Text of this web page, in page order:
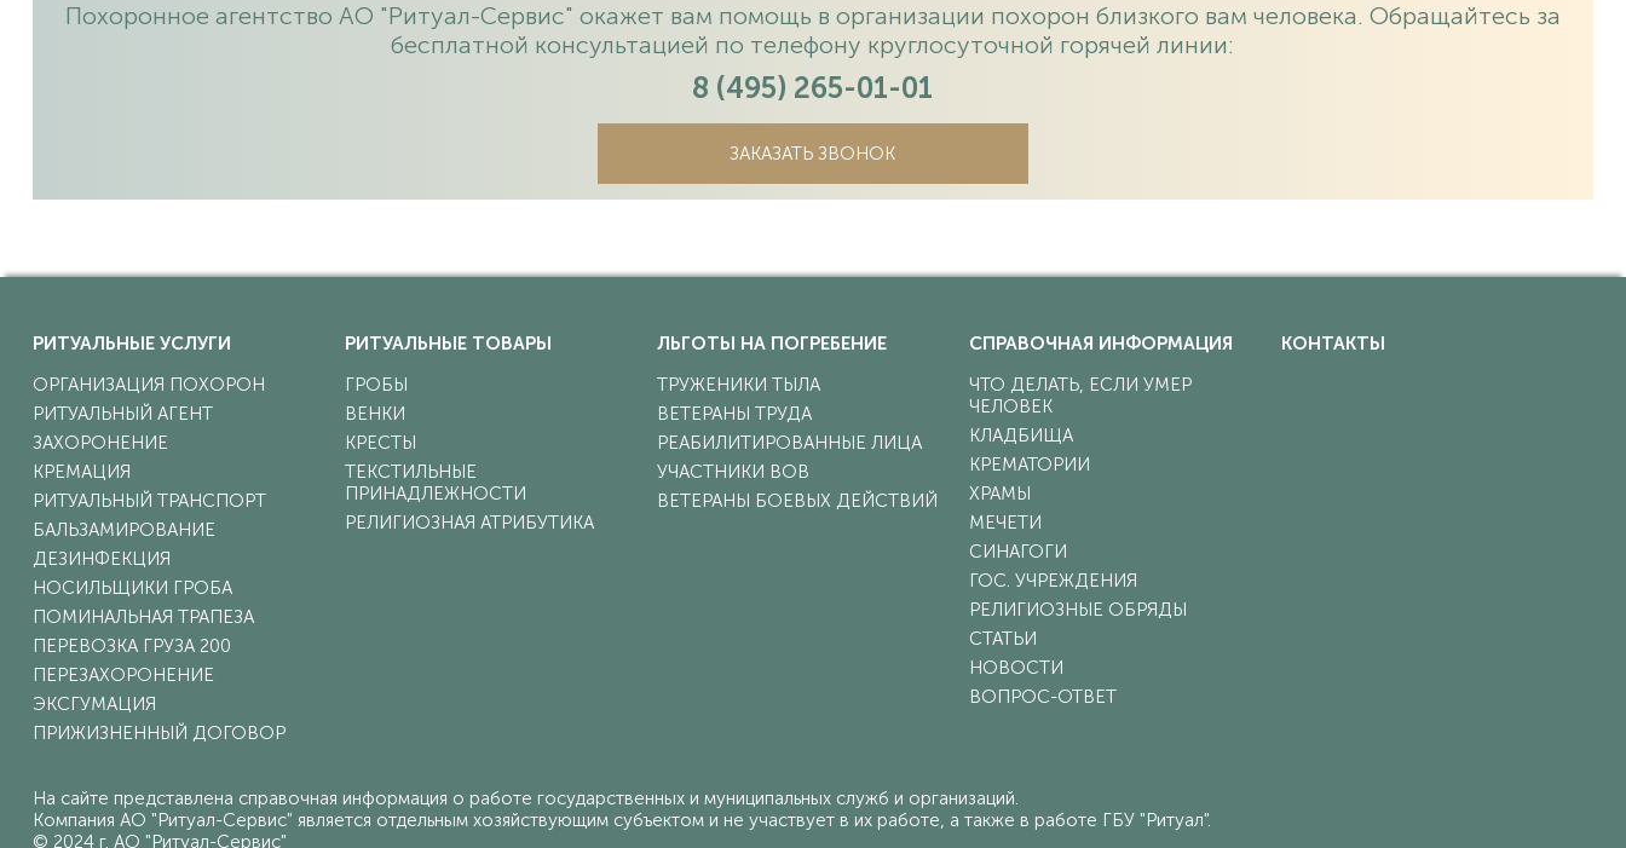
Похоронное агентство АО "Ритуал-Сервис" окажет вам помощь в организации похорон близкого вам человека. Обращайтесь за
бесплатной консультацией по телефону круглосуточной горячей линии:
8 (495) 265-01-01
ЗАКАЗАТЬ ЗВОНОК
РИТУАЛЬНЫЕ УСЛУГИ
ОРГАНИЗАЦИЯ ПОХОРОН
РИТУАЛЬНЫЙ АГЕНТ
ЗАХОРОНЕНИЕ
КРЕМАЦИЯ
РИТУАЛЬНЫЙ ТРАНСПОРТ
БАЛЬЗАМИРОВАНИЕ
ДЕЗИНФЕКЦИЯ
НОСИЛЬЩИКИ ГРОБА
ПОМИНАЛЬНАЯ ТРАПЕЗА
ПЕРЕВОЗКА ГРУЗА 200
ПЕРЕЗАХОРОНЕНИЕ
ЭКСГУМАЦИЯ
ПРИЖИЗНЕННЫЙ ДОГОВОР
РИТУАЛЬНЫЕ ТОВАРЫ
ГРОБЫ
ВЕНКИ
КРЕСТЫ
ТЕКСТИЛЬНЫЕ
ПРИНАДЛЕЖНОСТИ
РЕЛИГИОЗНАЯ АТРИБУТИКА
ЛЬГОТЫ НА ПОГРЕБЕНИЕ
ТРУЖЕНИКИ ТЫЛА
ВЕТЕРАНЫ ТРУДА
РЕАБИЛИТИРОВАННЫЕ ЛИЦА
УЧАСТНИКИ ВОВ
ВЕТЕРАНЫ БОЕВЫХ ДЕЙСТВИЙ
СПРАВОЧНАЯ ИНФОРМАЦИЯ
ЧТО ДЕЛАТЬ, ЕСЛИ УМЕР
ЧЕЛОВЕК
КЛАДБИЩА
КРЕМАТОРИИ
ХРАМЫ
МЕЧЕТИ
СИНАГОГИ
ГОС. УЧРЕЖДЕНИЯ
РЕЛИГИОЗНЫЕ ОБРЯДЫ
СТАТЬИ
НОВОСТИ
ВОПРОС-ОТВЕТ
КОНТАКТЫ
На сайте представлена справочная информация о работе государственных и муниципальных служб и организаций.
Компания АО "Ритуал-Сервис" является отдельным хозяйствующим субъектом и не участвует в их работе, а также в работе ГБУ "Ритуал".
© 2024 г. АО "Ритуал-Сервис"